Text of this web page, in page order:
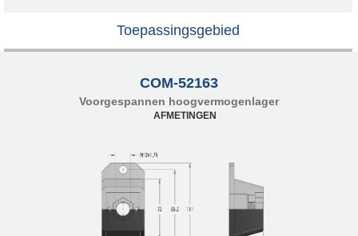
Toepassingsgebied
COM-52163
Voorgespannen hoogvermogenlager
AFMETINGEN